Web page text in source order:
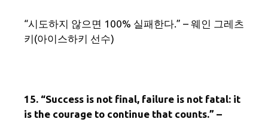
“시도하지 않으면 100% 실패한다.” – 웨인 그레츠
키(아이스하키 선수)
15. “Success is not final, failure is not fatal: it
is the courage to continue that counts.” –